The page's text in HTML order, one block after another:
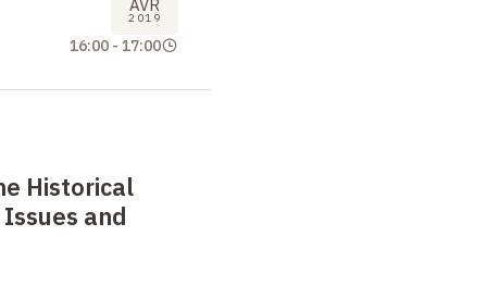
AVR
2019
16:00 - 17:00
Historical
and